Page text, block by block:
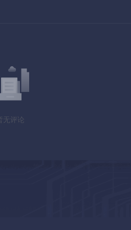
无评论